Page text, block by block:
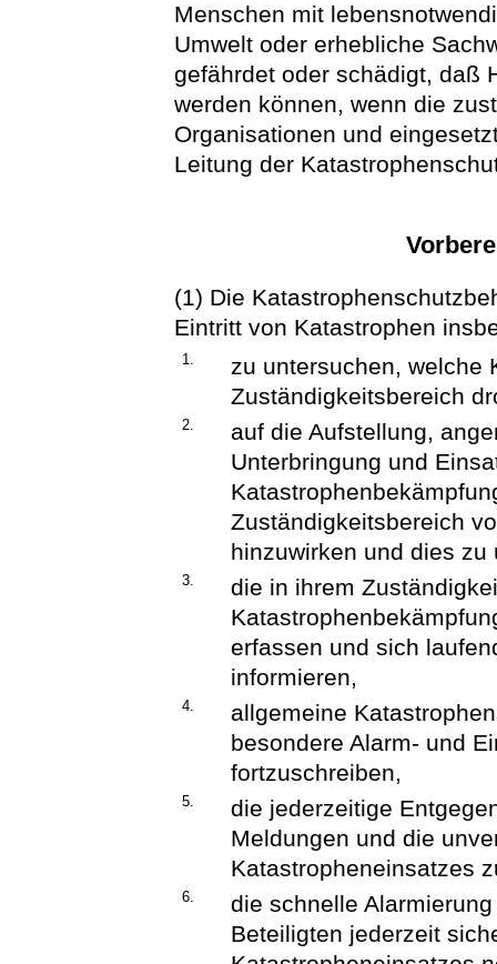
Menschen mit
Umwelt oder erhebliche
gefährdet oder schädigt, daß
werden können, wenn die
Organisationen und
Leitung der
(1) Die
Eintritt von Katastrophen
1.
zu untersuchen, welche
Zuständigkeitsbereich
2.
auf die Aufstellung,
Unterbringung und
Zuständigkeitsbereich
hinzuwirken und dies zu
3.
die in ihrem
erfassen und sich
informieren,
4.
allgemeine
besondere Alarm- und
fortzuschreiben,
5.
die jederzeitige
Meldungen und die
Katastropheneinsatzes
6.
die schnelle
Beteiligten jederzeit